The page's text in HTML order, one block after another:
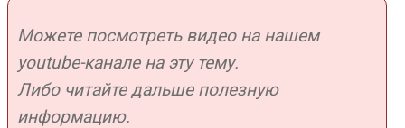
Можете посмотреть видео на нашем
youtube-канале на эту тему.
Либо читайте дальше полезную
информацию.